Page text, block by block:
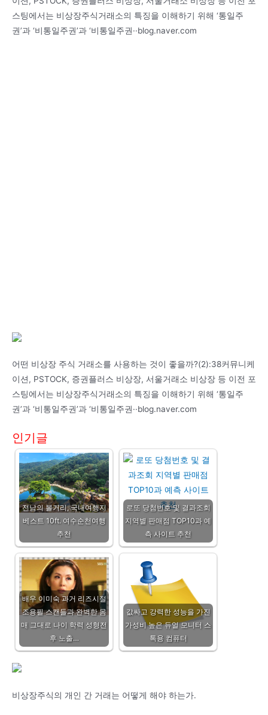
스팅에서는 비상장주식거래소의 특징을 이해하기 위해 ‘통일주
권’과 ‘비통일주권’과 ‘비통일주권··blog.naver.com
어떤 비상장 주식 거래소를 사용하는 것이 좋을까?(2):38커뮤니케
이션, PSTOCK, 증권플러스 비상장, 서울거래소 비상장 등 이전 포
스팅에서는 비상장주식거래소의 특징을 이해하기 위해 ‘통일주
권’과 ‘비통일주권’과 ‘비통일주권··blog.naver.com
인기글
전남의 볼거리, 국내여행지
베스트 10ft. 여수순천여행
추천
로또 당첨번호 및 결과조회
지역별 판매점 TOP10과 예
측 사이트 추천
배우 이미숙 과거 리즈시절
조용필 스캔들과 완벽한 몸
매 그대로 나이 학력 성형전
후 노출…
값싸고 강력한 성능을 가진
가성비 높은 듀얼 모니터 스
톡용 컴퓨터
비상장주식의 개인 간 거래는 어떻게 해야 하는가.